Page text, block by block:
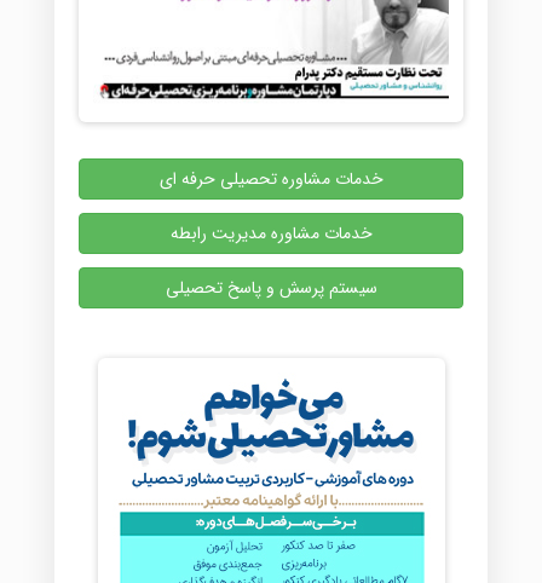
خدمات مشاوره تحصیلی حرفه ای
خدمات مشاوره مدیریت رابطه
سیستم پرسش و پاسخ تحصیلی